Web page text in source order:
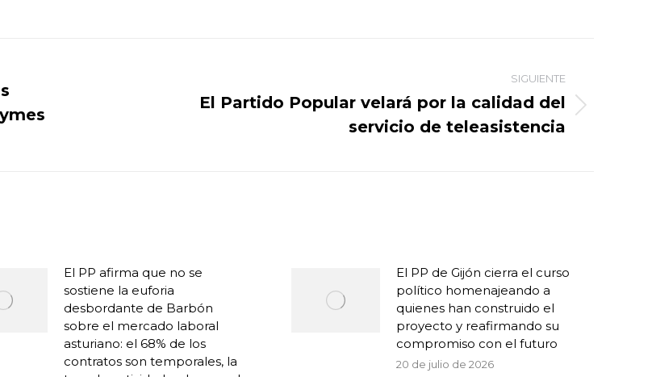
SIGUIENTE
Publicación
El Partido Popular velará por la calidad del
servicio de teleasistencia
El PP afirma que no se
sostiene la euforia
desbordante de Barbón
sobre el mercado laboral
asturiano: el 68% de los
contratos son temporales, la
El PP de Gijón cierra el curso
político homenajeando a
quienes han construido el
proyecto y reafirmando su
compromiso con el futuro
20 de julio de 2026